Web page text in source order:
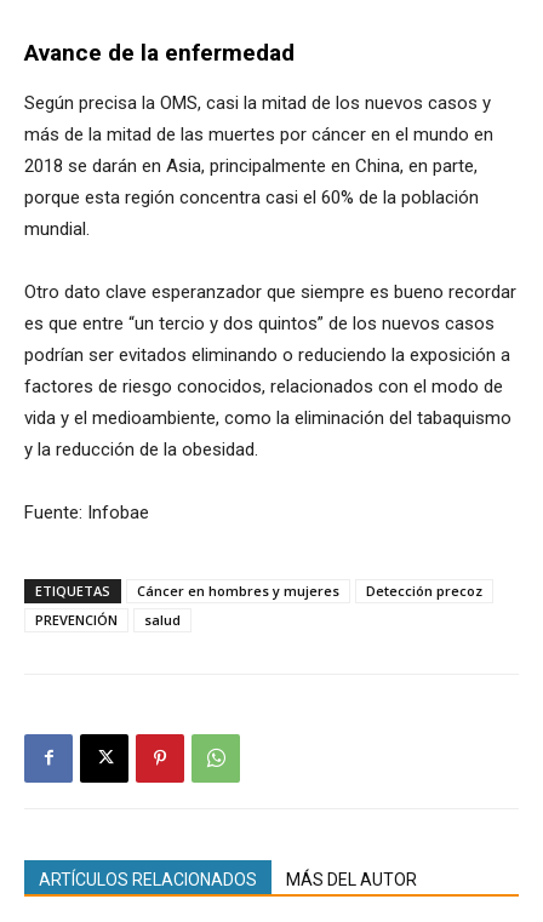
Avance de la enfermedad
Según precisa la OMS, casi la mitad de los nuevos casos y
más de la mitad de las muertes por cáncer en el mundo en
2018 se darán en Asia, principalmente en China, en parte,
porque esta región concentra casi el 60% de la población
mundial.
Otro dato clave esperanzador que siempre es bueno recordar
es que entre “un tercio y dos quintos” de los nuevos casos
podrían ser evitados eliminando o reduciendo la exposición a
factores de riesgo conocidos, relacionados con el modo de
vida y el medioambiente, como la eliminación del tabaquismo
y la reducción de la obesidad.
Fuente: Infobae
ETIQUETAS Cáncer en hombres y mujeres
Detección precoz
PREVENCIÓN
salud
ARTÍCULOS RELACIONADOS MÁS DEL AUTOR